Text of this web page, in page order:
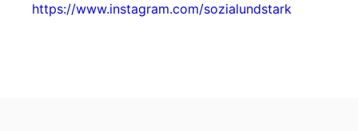
https://www.instagram.com/sozialundstark